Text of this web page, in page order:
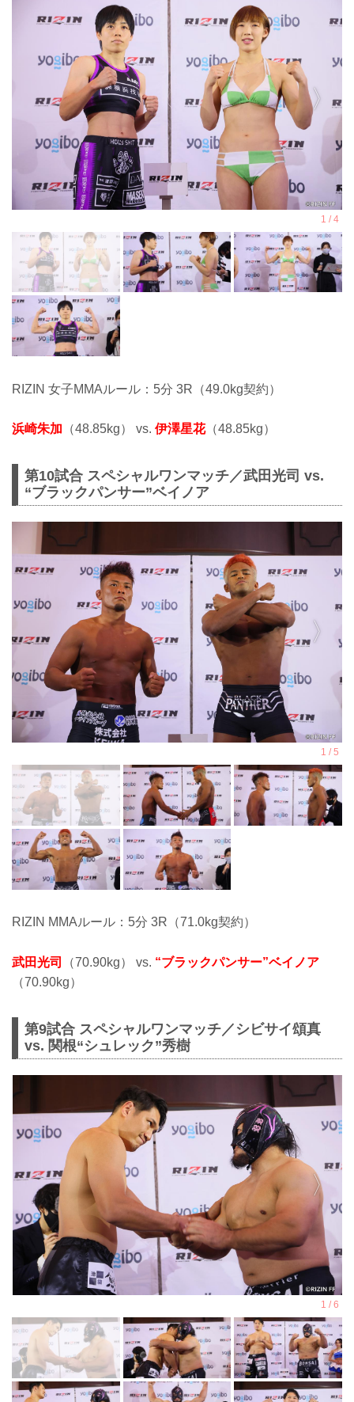
RIZIN 女子MMAルール：5分 3R（49.0kg契約）
浜崎朱加 （48.85kg） vs. 伊澤星花（48.85kg）
第10試合 スペシャルワンマッチ／武田光司 vs.
“ブラックパンサー”ベイノア
RIZIN MMAルール：5分 3R（71.0kg契約）
武田光司 （70.90kg） vs. “ブラックパンサー”ベイノア
（70.90kg）
第9試合 スペシャルワンマッチ／シビサイ頌真
vs. 関根“シュレック”秀樹